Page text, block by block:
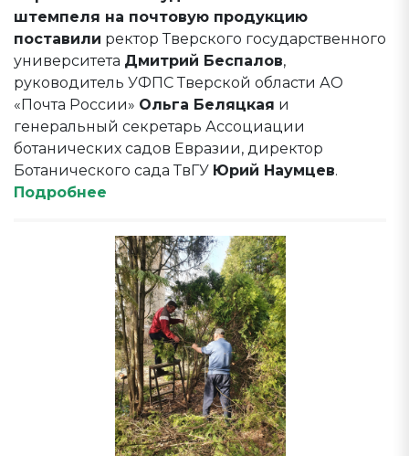
штемпеля на почтовую продукцию
поставили ректор Тверского государственного
университета Дмитрий Беспалов,
руководитель УФПС Тверской области АО
«Почта России» Ольга Беляцкая и
генеральный секретарь Ассоциации
ботанических садов Евразии, директор
Ботанического сада ТвГУ Юрий Наумцев.
Подробнее